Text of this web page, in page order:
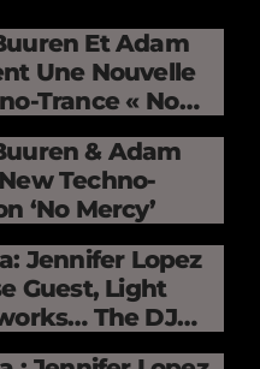
Et Adam
Une Nouvelle
Trance « No
& Adam
Techno-
‘No Mercy’
Jennifer Lopez
Guest, Light
The DJ
Stade De